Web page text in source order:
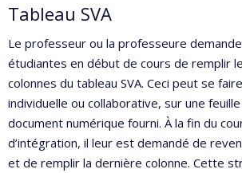
Tableau SVA
Le professeur ou la professeure
étudiantes en début de cours de remplir
colonnes du tableau SVA. Ceci peut se
individuelle ou collaborative, sur une
document numérique fourni. À la fin du
d’intégration, il leur est demandé de
et de remplir la dernière colonne. Cette